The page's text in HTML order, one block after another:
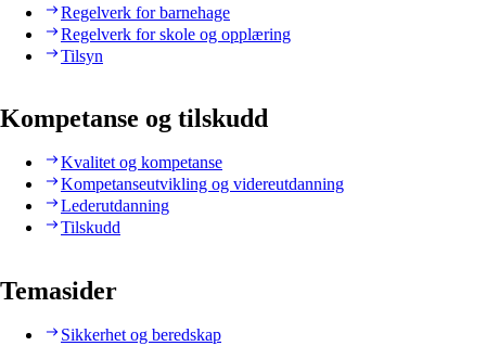
Regelverk for barnehage
Regelverk for skole og opplæring
Tilsyn
Kompetanse og tilskudd
Kvalitet og kompetanse
Kompetanseutvikling og videreutdanning
Lederutdanning
Tilskudd
Temasider
Sikkerhet og beredskap